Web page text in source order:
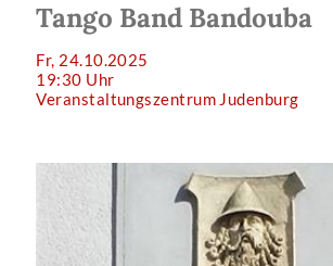
Tango Band Bandouba
Fr, 24.10.2025
19:30 Uhr
Veranstaltungszentrum Judenburg